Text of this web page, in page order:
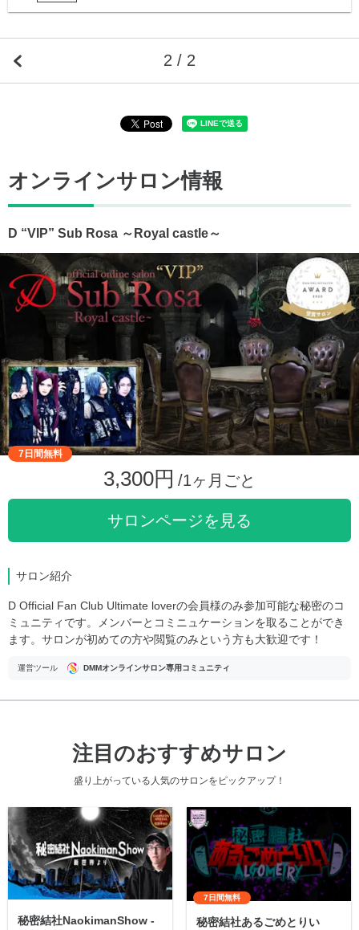
2 / 2
オンラインサロン情報
D “VIP” Sub Rosa ～Royal castle～
7日間無料
3,300円 /1ヶ月ごと
サロンページを見る
サロン紹介
D Official Fan Club Ultimate loverの会員様のみ参加可能な秘密のコ
ミュニティです。メンバーとコミニュケーションを取ることができ
ます。サロンが初めての方や閲覧のみという方も大歓迎です！
運営ツール DMMオンラインサロン専用コミュニティ
注目のおすすめサロン
盛り上がっている人気のサロンをピックアップ！
秘密結社NaokimanShow -
7日間無料
秘密結社あるごめとりい